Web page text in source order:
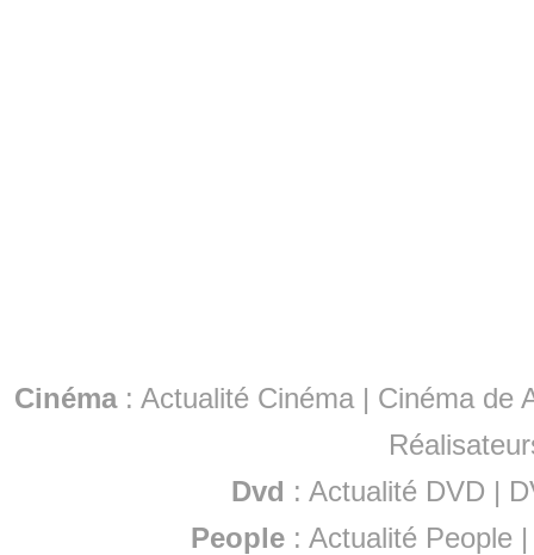
Cinéma: Actualité Cinéma | Cinéma de
Dvd : Actualité DVD |
People :Actualité People